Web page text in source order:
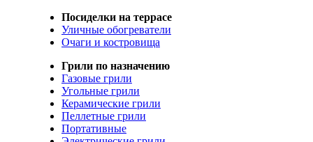
Посиделки на террасе
Уличные обогреватели
Очаги и костровища
Грили по назначению
Газовые грили
Угольные грили
Керамические грили
Пеллетные грили
Портативные